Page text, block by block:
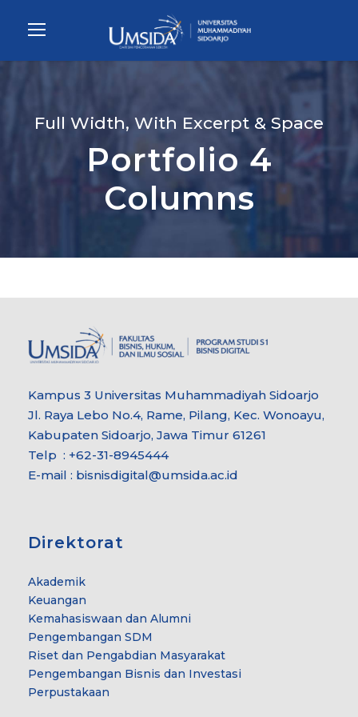
Full Width, With Excerpt & Space
Portfolio 4
Columns
Kampus 3 Universitas Muhammadiyah Sidoarjo
Jl. Raya Lebo No.4, Rame, Pilang, Kec. Wonoayu,
Kabupaten Sidoarjo, Jawa Timur 61261
Telp : +62-31-8945444
E-mail : bisnisdigital@umsida.ac.id
Direktorat
Akademik
Keuangan
Kemahasiswaan dan Alumni
Pengembangan SDM
Riset dan Pengabdian Masyarakat
Pengembangan Bisnis dan Investasi
Perpustakaan